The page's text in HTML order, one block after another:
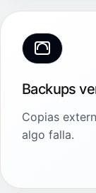
Backups
Copias
algo falla.